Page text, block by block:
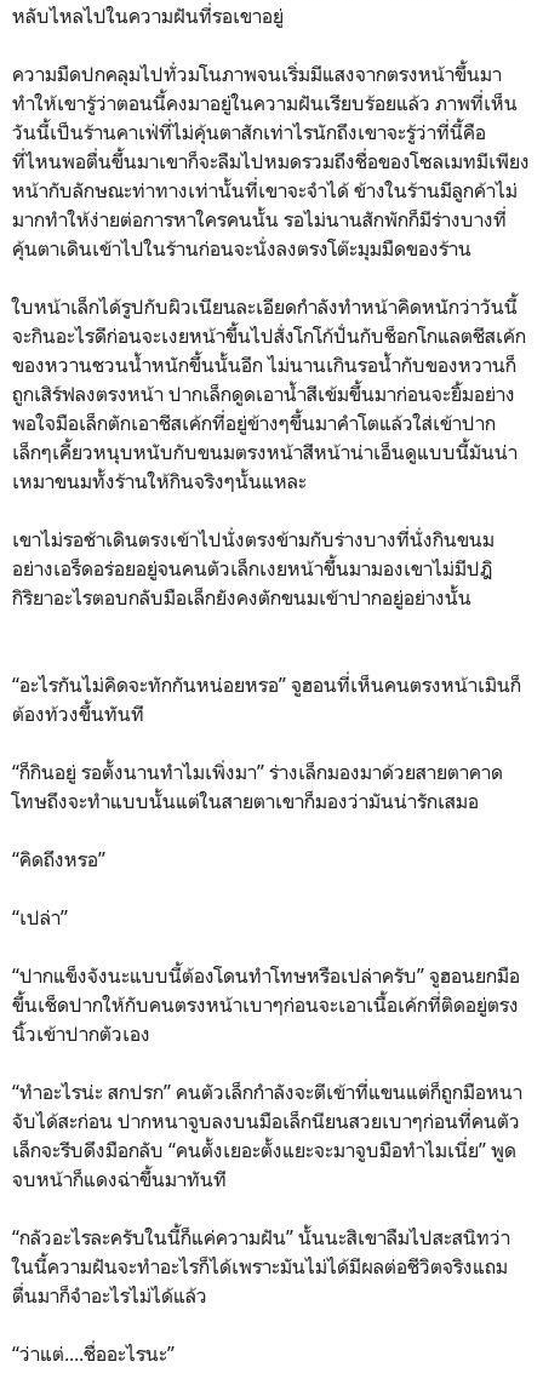
หลับไหลไปในความฝันที่รอเขาอยู่
ความมืดปกคลุมไปทั่วมโนภาพจนเริ่มมีแสงจากตรงหน้าขึ้นมา
ทำให้เขารู้ว่าตอนนี้คงมาอยู่ในความฝันเรียบร้อยแล้ว ภาพที่เห็น
วันนี้เป็นร้านคาเฟ่ที่ไม่คุ้นตาสักเท่าไรนักถึงเขาจะรู้ว่าที่นี้คือ
ที่ไหนพอตื่นขึ้นมาเขาก็จะลืมไปหมดรวมถึงชื่อของโซลเมทมีเพียง
หน้ากับลักษณะท่าทางเท่านั้นที่เขาจะจำได้ ข้างในร้านมีลูกค้าไม่
มากทำให้ง่ายต่อการหาใครคนนั้น รอไม่นานสักพักก็มีร่างบางที่
คุ้นตาเดินเข้าไปในร้านก่อนจะนั่งลงตรงโต๊ะมุมมืดของร้าน
ใบหน้าเล็กได้รูปกับผิวเนียนละเอียดกำลังทำหน้าคิดหนักว่าวันนี้
จะกินอะไรดีก่อนจะเงยหน้าขึ้นไปสั่งโกโก้ปั่นกับช็อกโกแลตชีสเค้ก
ของหวานชวนน้ำหนักขึ้นนั้นอีก ไม่นานเกินรอน้ำกับของหวานก็
ถูกเสิร์ฟลงตรงหน้า ปากเล็กดูดเอาน้ำสีเข้มขึ้นมาก่อนจะยิ้มอย่าง
พอใจมือเล็กตักเอาชีสเค้กที่อยู่ข้างๆขึ้นมาคำโตแล้วใส่เข้าปาก
เล็กๆเคี้ยวหนุบหนับกับขนมตรงหน้าสีหน้าน่าเอ็นดูแบบนี้มันน่า
เหมาขนมทั้งร้านให้กินจริงๆนั้นแหละ
เขาไม่รอช้าเดินตรงเข้าไปนั่งตรงข้ามกับร่างบางที่นั่งกินขนม
อย่างเอร็ดอร่อยอยู่จนคนตัวเล็กเงยหน้าขึ้นมามองเขาไม่มีปฎิ
กิริยาอะไรตอบกลับมือเล็กยังคงตักขนมเข้าปากอยู่อย่างนั้น
“อะไรกันไม่คิดจะทักกันหน่อยหรอ” จูฮอนที่เห็นคนตรงหน้าเมินก็
ต้องท้วงขึ้นทันที
“ก็กินอยู่ รอตั้งนานทำไมเพิ่งมา” ร่างเล็กมองมาด้วยสายตาคาด
โทษถึงจะทำแบบนั้นแต่ในสายตาเขาก็มองว่ามันน่ารักเสมอ
“คิดถึงหรอ”
“เปล่า”
“ปากแข็งจังนะแบบนี้ต้องโดนทำโทษหรือเปล่าครับ” จูฮอนยกมือ
ขึ้นเช็ดปากให้กับคนตรงหน้าเบาๆก่อนจะเอาเนื้อเค้กที่ติดอยู่ตรง
นิ้วเข้าปากตัวเอง
“ทำอะไรน่ะ สกปรก” คนตัวเล็กกำลังจะตีเข้าที่แขนแต่ก็ถูกมือหนา
จับได้สะก่อน ปากหนาจูบลงบนมือเล็กนียนสวยเบาๆก่อนที่คนตัว
เล็กจะรีบดึงมือกลับ “คนตั้งเยอะตั้งแยะจะมาจูบมือทำไมเนี่ย” พูด
จบหน้าก็แดงฉ่าขึ้นมาทันที
“กลัวอะไรละครับในนี้ก็แค่ความฝัน” นั้นนะสิเขาลืมไปสะสนิทว่า
ในนี้ความฝันจะทำอะไรก็ได้เพราะมันไม่ได้มีผลต่อชีวิตจริงแถม
ตื่นมาก็จำอะไรไม่ได้แล้ว
“ว่าแต่....ชื่ออะไรนะ”